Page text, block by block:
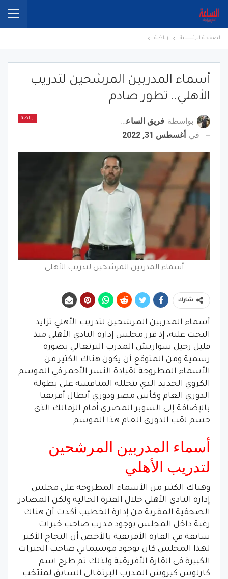
الصفحة الرئيسية رياضة
أسماء المدربين المرشحين لتدريب
الأهلي.. تطور صادم
رياضة بواسطة فريق الساعة برس
في أغسطس 31, 2022
أسماء المدربين المرشحين لتدريب الأهلي
شارك
أسماء المدربين المرشحين لتدريب الأهلي تزايد
البحث عليه، إذ قرر مجلس إدارة النادي الأهلي منذ
قليل رحيل سواريش المدرب البرتغالي بصورة
رسمية ومن المتوقع أن يكون هناك الكثير من
الأسماء المطروحة لقيادة النسر الأحمر في الموسم
الكروي الجديد الذي يتخلله المنافسة على بطولة
الدوري العام وكأس مصر ودوري أبطال أفريقيا
بالإضافة إلى السوبر المصري أمام الزمالك الذي
حسم لقب الدوري العام هذا الموسم.
أسماء المدربين المرشحين
لتدريب الأهلي
وهناك الكثير من الأسماء المطروحة على مجلس
إدارة النادي الأهلي خلال الفترة الحالية ولكن المصادر
الصحفية المقربة من إدارة الخطيب أكدت أن هناك
رغبة داخل المجلس بوجود مدرب صاحب خبرات
سابقة في القارة الأفريقية بالأخص أن النجاح الأكبر
لهذا المجلس كان بوجود موسيماني صاحب الخبرات
الكبيرة في القارة الأفريقية ولذلك تم طرح اسم
كارلوس كيروش المدرب البرتغالي السابق لمنتخب